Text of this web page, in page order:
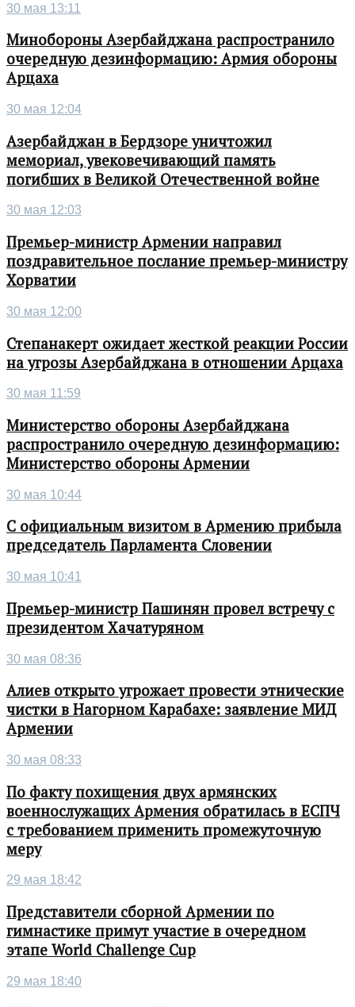
30 мая 13:11
Минобороны Азербайджана распространило
очередную дезинформацию: Армия обороны
Арцаха
30 мая 12:04
Азербайджан в Бердзоре уничтожил
мемориал, увековечивающий память
погибших в Великой Отечественной войне
30 мая 12:03
Премьер-министр Армении направил
поздравительное послание премьер-министру
Хорватии
30 мая 12:00
Степанакерт ожидает жесткой реакции России
на угрозы Азербайджана в отношении Арцаха
30 мая 11:59
Министерство обороны Азербайджана
распространило очередную дезинформацию:
Министерство обороны Армении
30 мая 10:44
С официальным визитом в Армению прибыла
председатель Парламента Словении
30 мая 10:41
Премьер-министр Пашинян провел встречу с
президентом Хачатуряном
30 мая 08:36
Алиев открыто угрожает провести этнические
чистки в Нагорном Карабахе: заявление МИД
Армении
30 мая 08:33
По факту похищения двух армянских
военнослужащих Армения обратилась в ЕСПЧ
с требованием применить промежуточную
меру
29 мая 18:42
Представители сборной Армении по
гимнастике примут участие в очередном
этапе World Challenge Cup
29 мая 18:40